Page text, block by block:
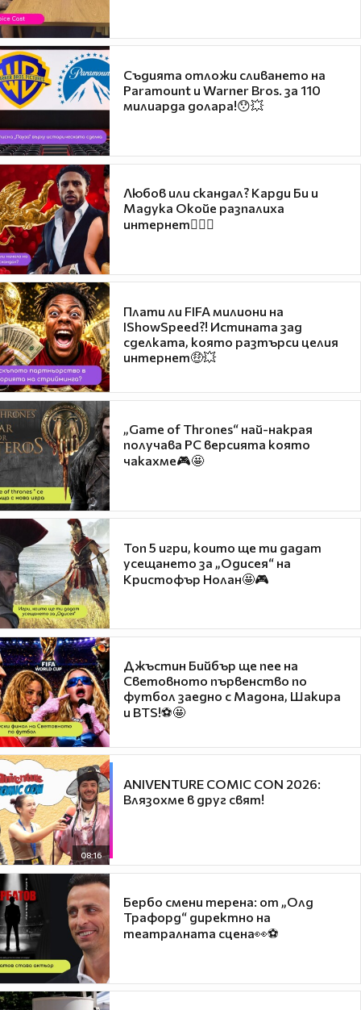
Съдията отложи сливането на
Paramount и Warner Bros. за 110
милиарда долара!😯💥
Любов или скандал? Карди Би и
Мадука Окойе разпалиха
интернет❤️‍🔥🔥
Плати ли FIFA милиони на
IShowSpeed?! Истината зад
сделката, която разтърси целия
интернет🤑💥
„Game of Thrones“ най-накрая
получава PC версията която
чакахме🎮🤩
Топ 5 игри, които ще ти дадат
усещането за „Одисея“ на
Кристофър Нолан🤩🎮
Джъстин Бийбър ще пее на
Световното първенство по
футбол заедно с Мадона, Шакира
и BTS!⚽🤩
08:16
ANIVENTURE COMIC CON 2026:
Влязохме в друг свят!
Бербо смени терена: от „Олд
Трафорд“ директно на
театралната сцена👀⚽